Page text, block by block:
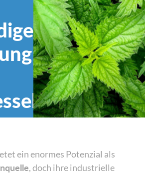
ein enormes Potenzial als
, doch ihre industrielle